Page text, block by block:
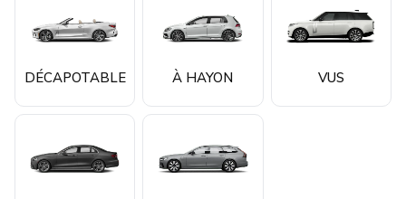
DÉCAPOTABLE À HAYON VUS